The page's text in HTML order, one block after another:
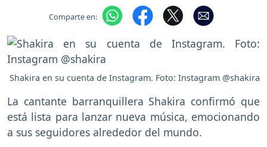
Comparte en:
Shakira en su cuenta de Instagram. Foto: Instagram @shakira
La cantante barranquillera Shakira confirmó que
está lista para lanzar nueva música, emocionando
a sus seguidores alrededor del mundo.